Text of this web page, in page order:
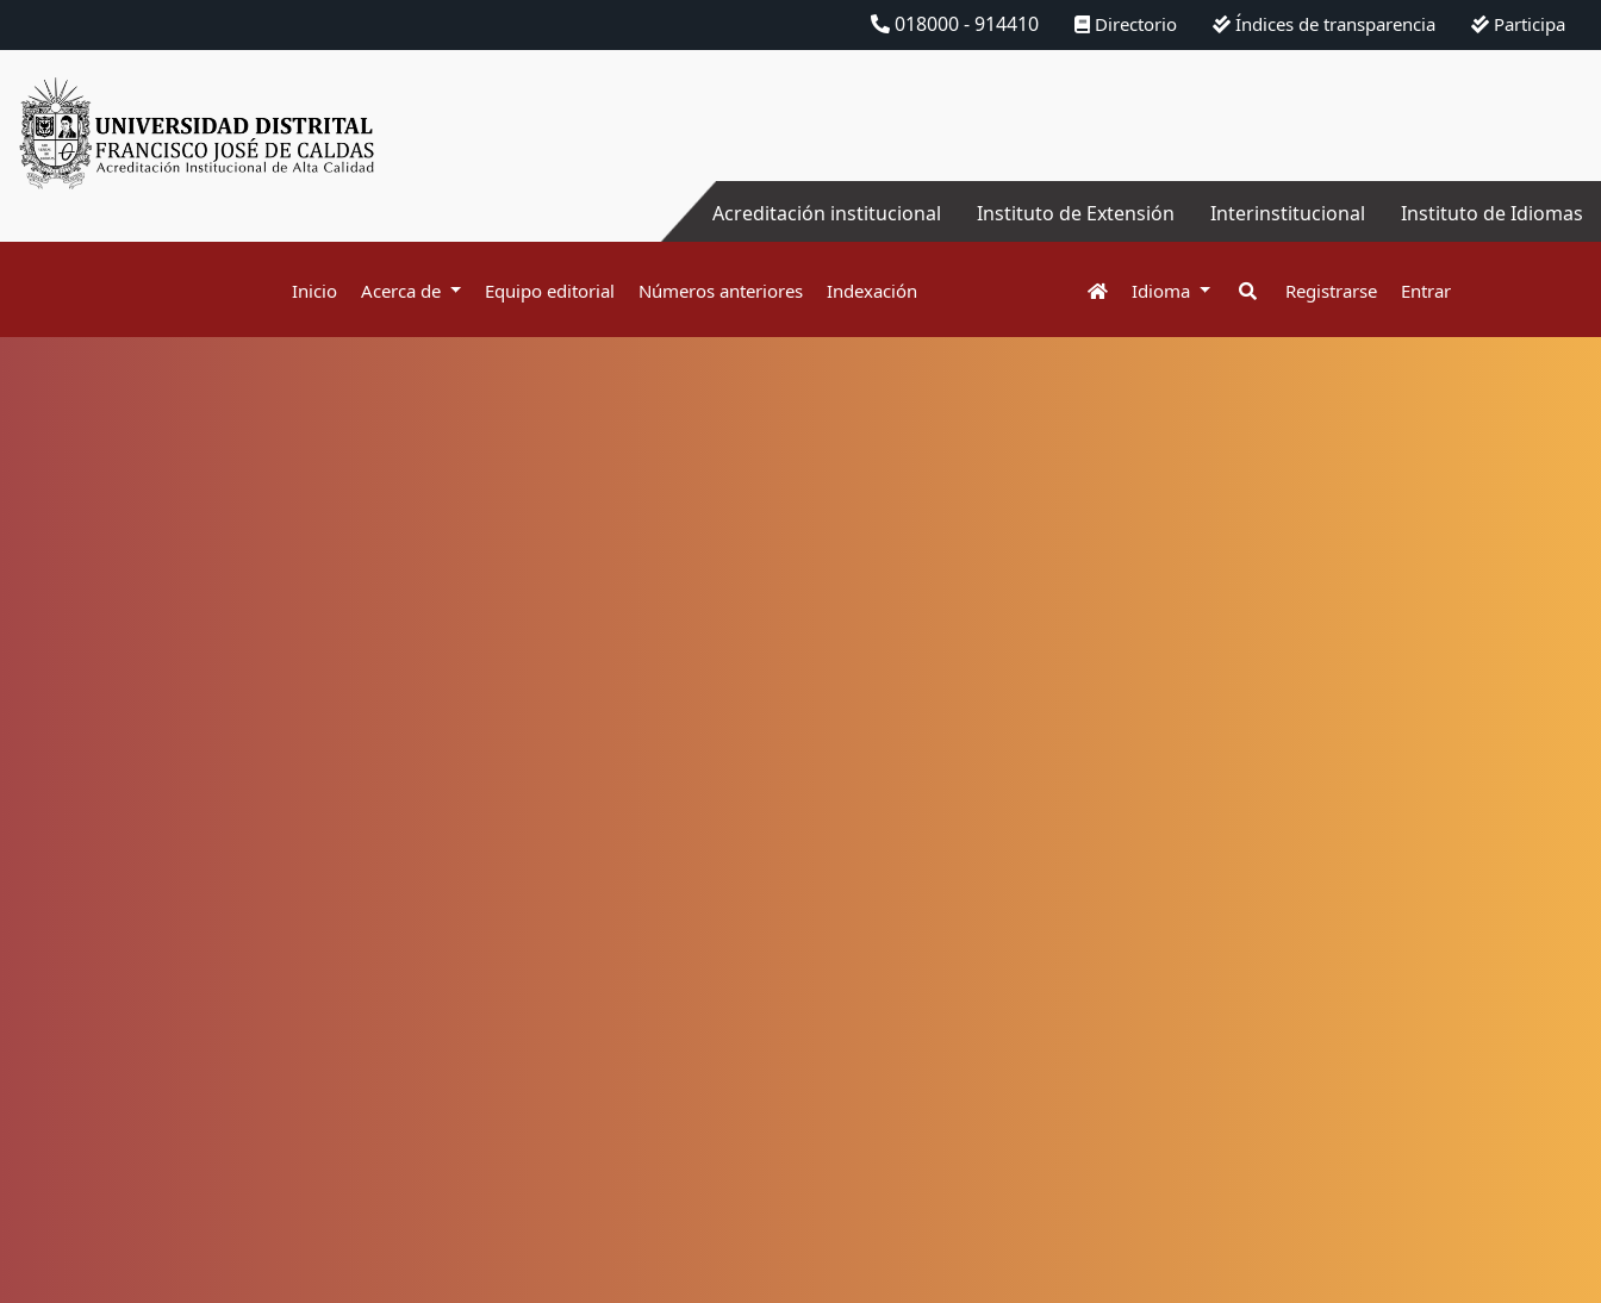
018000 - 914410 Directorio Índices de transparencia Participa
Acreditación institucional Instituto de Extensión Interinstitucional Instituto de Idiomas
Inicio Acerca de Equipo editorial Números anteriores Indexación Idioma Registrarse Entrar